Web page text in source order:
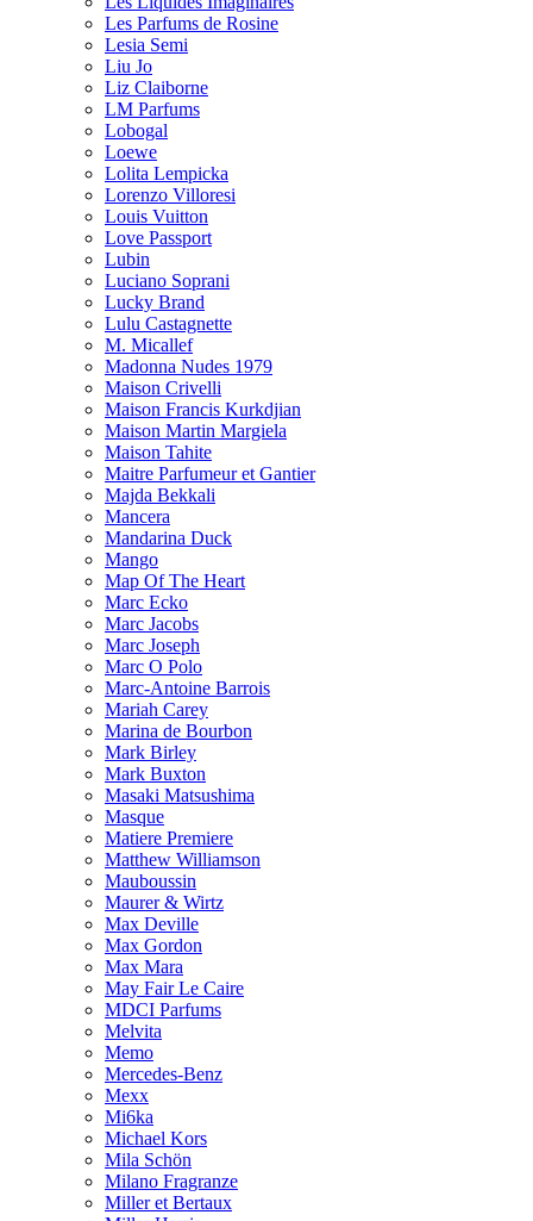
Les Parfums de Rosine
Lesia Semi
Liu Jo
Liz Claiborne
LM Parfums
Lobogal
Loewe
Lolita Lempicka
Lorenzo Villoresi
Louis Vuitton
Love Passport
Lubin
Luciano Soprani
Lucky Brand
Lulu Castagnette
M. Micallef
Madonna Nudes 1979
Maison Crivelli
Maison Francis Kurkdjian
Maison Martin Margiela
Maison Tahite
Maitre Parfumeur et Gantier
Majda Bekkali
Mancera
Mandarina Duck
Mango
Map Of The Heart
Marc Ecko
Marc Jacobs
Marc Joseph
Marc O Polo
Marc-Antoine Barrois
Mariah Carey
Marina de Bourbon
Mark Birley
Mark Buxton
Masaki Matsushima
Masque
Matiere Premiere
Matthew Williamson
Mauboussin
Maurer & Wirtz
Max Deville
Max Gordon
Max Mara
May Fair Le Caire
MDCI Parfums
Melvita
Memo
Mercedes-Benz
Mexx
Mi6ka
Michael Kors
Mila Schön
Milano Fragranze
Miller et Bertaux